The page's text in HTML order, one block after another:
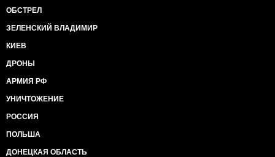
ОБСТРЕЛ
ЗЕЛЕНСКИЙ ВЛАДИМИР
КИЕВ
ДРОНЫ
АРМИЯ РФ
УНИЧТОЖЕНИЕ
РОССИЯ
ПОЛЬША
ДОНЕЦКАЯ ОБЛАСТЬ